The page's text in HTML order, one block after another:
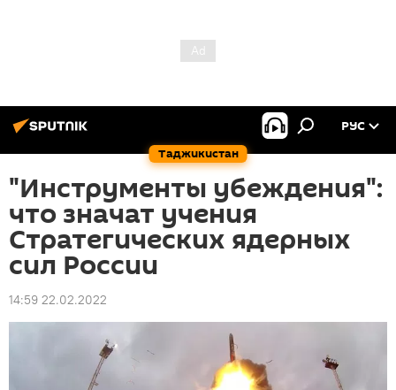
Таджикистан
РУС
"Инструменты убеждения":
что значат учения
Стратегических ядерных
сил России
14:59 22.02.2022